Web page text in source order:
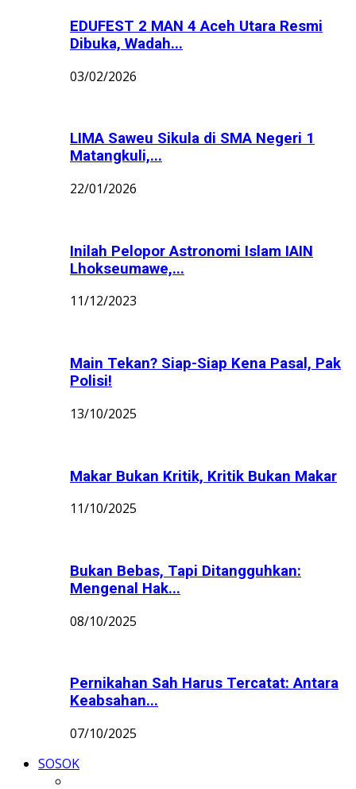
EDUFEST 2 MAN 4 Aceh Utara Resmi
Dibuka, Wadah...
03/02/2026
LIMA Saweu Sikula di SMA Negeri 1
Matangkuli,...
22/01/2026
Inilah Pelopor Astronomi Islam IAIN
Lhokseumawe,...
11/12/2023
Main Tekan? Siap-Siap Kena Pasal, Pak
Polisi!
13/10/2025
Makar Bukan Kritik, Kritik Bukan Makar
11/10/2025
Bukan Bebas, Tapi Ditangguhkan:
Mengenal Hak...
08/10/2025
Pernikahan Sah Harus Tercatat: Antara
Keabsahan...
07/10/2025
SOSOK